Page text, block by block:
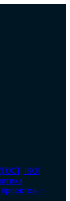
ISO)
—